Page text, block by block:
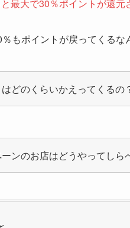
最大で30％ポイントが還元
もポイントが戻ってくるな
どのくらいかえってくるの
ンのお店はどうやってしら